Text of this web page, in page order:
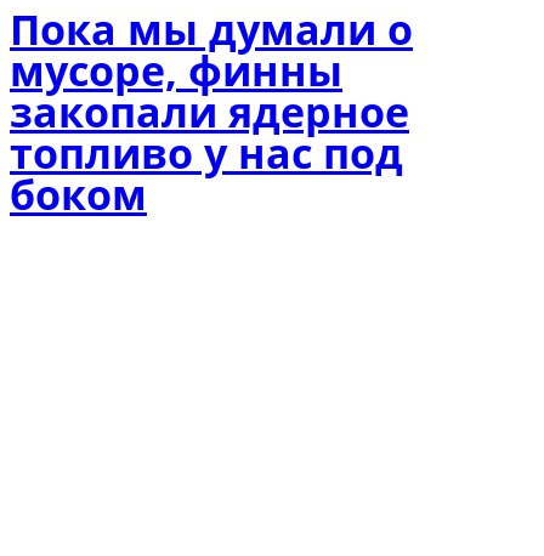
Пока мы думали о
мусоре, финны
закопали ядерное
топливо у нас под
боком